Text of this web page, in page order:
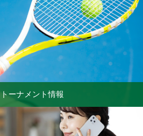
トーナメント情報